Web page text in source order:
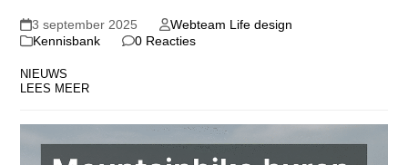
3 september 2025
Webteam Life design
Kennisbank
0 Reacties
NIEUWS
LEES MEER